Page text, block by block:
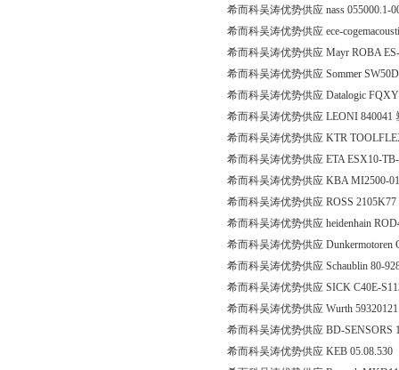
希而科吴涛优势供应 nass 055000.1-
希而科吴涛优势供应 ece-
希而科吴涛优势供应 Mayr ROBA
希而科吴涛优势供应 Sommer
希而科吴涛优势供应 Datalogic
希而科吴涛优势供应 LEONI 840041
希而科吴涛优势供应 KTR
希而科吴涛优势供应 ETA ESX10-
希而科吴涛优势供应 KBA MI2500-
希而科吴涛优势供应 ROSS
希而科吴涛优势供应 heidenhain
希而科吴涛优势供应 Dunkermotoren
希而科吴涛优势供应 Schaublin 80-
希而科吴涛优势供应 SICK C40E-
希而科吴涛优势供应 Wurth
希而科吴涛优势供应 BD-SENSORS
希而科吴涛优势供应 KEB 05.08.530